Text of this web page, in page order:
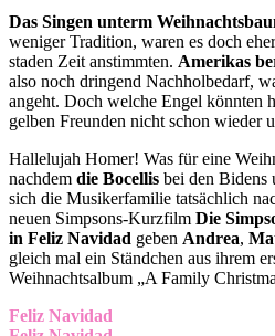
Das Singen unterm
weniger Tradition, waren es doch
staden Zeit anstimmten. Amerikas
also noch dringend Nachholbedarf,
angeht. Doch welche Engel könnten
gelben Freunden nicht schon wieder
Hallelujah Homer! Was für eine
nachdem die Bocellis bei den Bidens
sich die Musikerfamilie tatsächlich
neuen Simpsons-Kurzfilm Die
in Feliz Navidad geben Andrea,
gleich mal ein Ständchen aus ihrem
Weihnachtsalbum „A Family
Feliz Navidad